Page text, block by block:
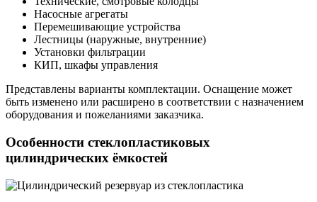
Насосные агрегаты
Перемешивающие устройства
Лестницы (наружные, внутренние)
Установки фильтрации
КИП, шкафы управления
Представлены варианты комплектации. Оснащение может
быть изменено или расширено в соответствии с назначением
оборудования и пожеланиями заказчика.
Особенности стеклопластиковых
цилиндрических ёмкостей